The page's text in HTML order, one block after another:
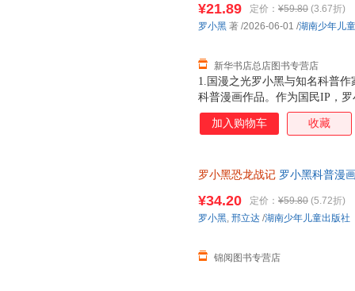
20种恐龙的100+知识，兼具专
进恐龙世界，与这些史前巨兽
13284178503
1.国漫之光罗小黑与知名科普
科普漫画作品。作为国民IP，
动画于2011年开始播放，B站
3.15亿票房，同名漫画书2015
¥21.89 定价： ¥59.80 (3.67折)
新华书店总店图书专营店
罗小黑 著 /2026-06-01 /湖南少年儿
加入购物车 收藏
罗小黑恐龙战记 罗小黑科普漫
¥34.20 定价： ¥59.80 (5.72折)
锦阅图书专营店
罗小黑, 邢立达 /湖南少年儿童出版社